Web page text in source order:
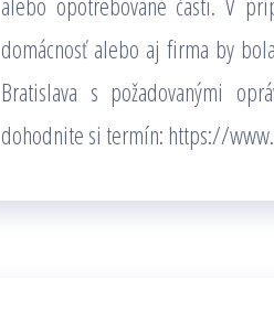
domácnosť alebo aj firma by
Bratislava s požadovanými
dohodnite si termín: https://